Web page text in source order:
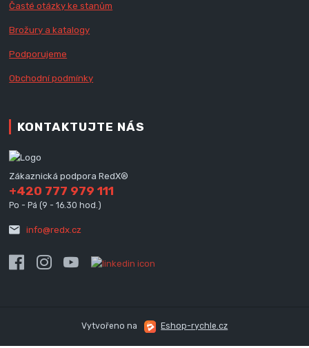
Časté otázky ke stanům
Brožury a katalogy
Podporujeme
Obchodní podmínky
KONTAKTUJTE NÁS
Zákaznická podpora RedX®
+420 777 979 111
Po - Pá (9 - 16.30 hod.)
info@redx.cz
Vytvořeno na Eshop-rychle.cz